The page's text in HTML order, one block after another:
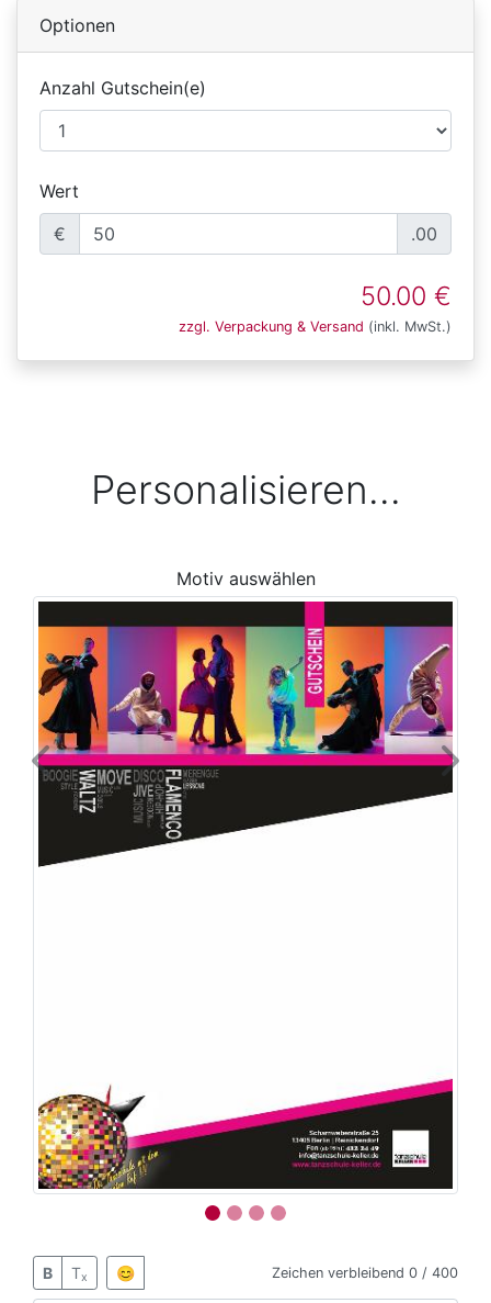
Optionen
Anzahl Gutschein(e)
Wert
€
.00
50.00 €
zzgl. Verpackung & Versand (inkl. MwSt.)
Personalisieren...
Motiv auswählen
Previous Next
B Tx 😊 Zeichen verbleibend 0 / 400